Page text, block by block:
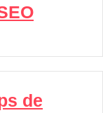
de